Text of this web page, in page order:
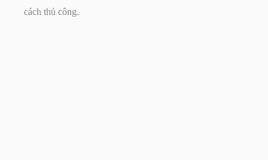
cách thủ công.